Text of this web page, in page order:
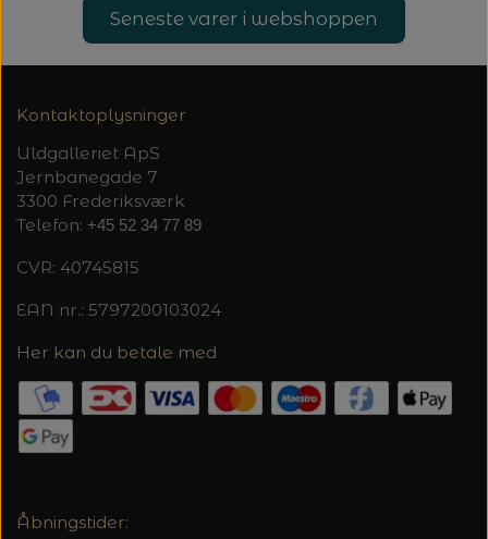
Seneste varer i webshoppen
Kontaktoplysninger
Uldgalleriet ApS
Jernbanegade 7
3300 Frederiksværk
Telefon: +45 52 34 77 89
CVR: 40745815
EAN nr.: 5797200103024
Her kan du betale med
Åbningstider: